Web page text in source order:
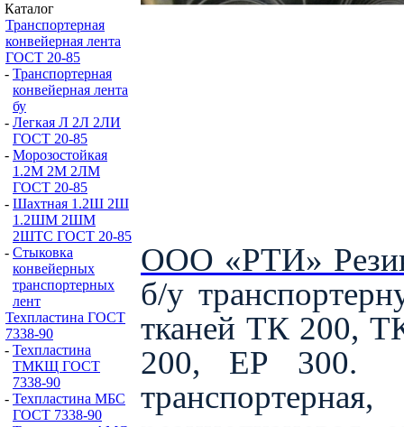
Каталог
Транспортерная
конвейерная лента
ГОСТ 20-85
- Транспортерная
конвейерная лента
бу
- Легкая Л 2Л 2ЛИ
ГОСТ 20-85
- Морозостойкая
1.2М 2М 2ЛМ
ГОСТ 20-85
- Шахтная 1.2Ш 2Ш
1.2ШМ 2ШМ
2ШТС ГОСТ 20-85
- Стыковка
конвейерных
транспортерных
лент
Техпластина ГОСТ
7338-90
- Техпластина
ТМКЩ ГОСТ
7338-90
- Техпластина МБС
ГОСТ 7338-90
ООО «РТИ»
б/у
тканей ТК 200,
200, EP 300.
транспортерная,